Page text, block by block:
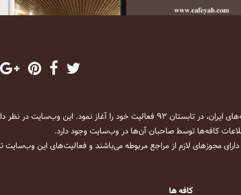
این وب‌سایت در نظر دارد تا با معرفی
کافه‌ها توسط صاحبان آن‌ها در وب‌سایت وجود دارد.
مجوزهای لازم از مراجع مربوطه می‌باشند و فعالیت‌های این وب‌سایت
کافه ها